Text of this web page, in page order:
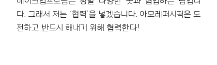
다. 그래서 저는 ‘협력’을 넣겠습니다. 아모레퍼시픽은 도
전하고 반드시 해내기 위해 협력한다!